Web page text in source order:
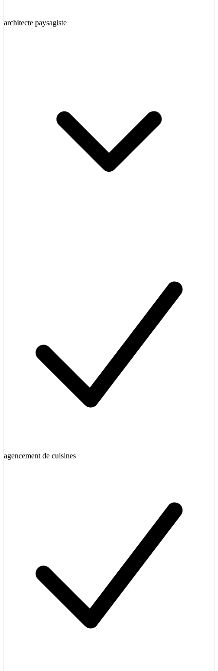
architecte paysagiste
agencement de cuisines